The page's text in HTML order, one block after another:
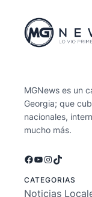
MGNews es un
Georgia; que
nacionales,
mucho más.
Facebook
YouTube
Instagram
TikTok
CATEGORIAS
Noticias